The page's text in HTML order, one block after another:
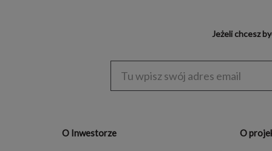
Jeżeli chcesz
Enter
address
O Inwestorze O